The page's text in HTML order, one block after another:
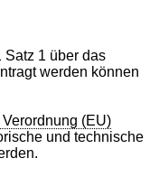
Satz 1 über das
werden können
(EU)
und technische